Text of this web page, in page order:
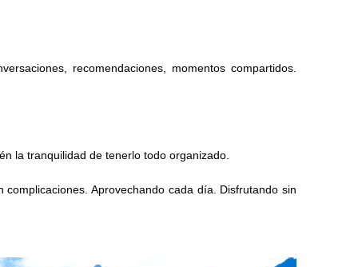
recomendaciones, momentos compartidos.
la tranquilidad de tenerlo todo organizado.
Aprovechando cada día. Disfrutando sin